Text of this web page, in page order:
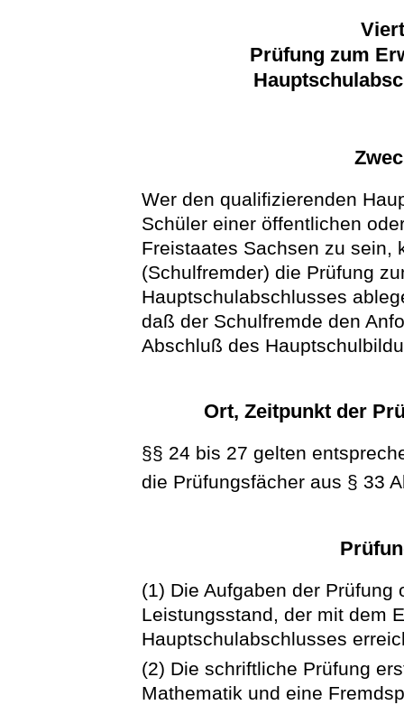
Prüfung zum
Wer den qualifizierenden
Schüler einer öffentlichen
Freistaates Sachsen zu sein,
(Schulfremder) die Prüfung
Hauptschulabschlusses
daß der Schulfremde den
Abschluß des
Ort, Zeitpunkt der
§§ 24 bis 27 gelten
die Prüfungsfächer aus § 33
(1) Die Aufgaben der
Leistungsstand, der mit dem
Hauptschulabschlusses
(2) Die schriftliche Prüfung
Mathematik und eine